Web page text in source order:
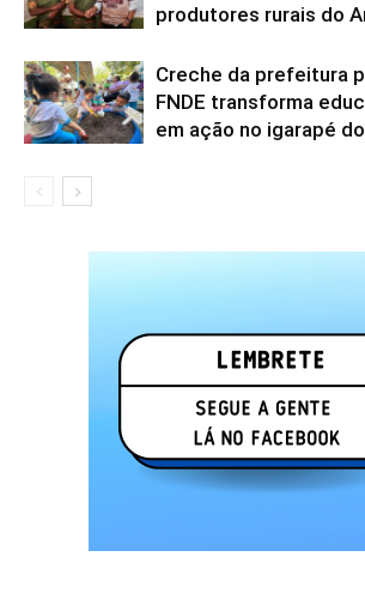
produtores rurais do
Creche da prefeitura
FNDE transforma
em ação no igarapé